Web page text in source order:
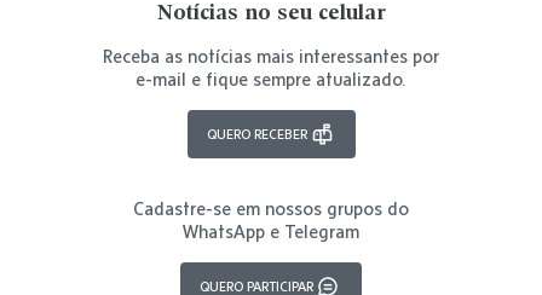
Notícias no seu celular
Receba as notícias mais interessantes por
e-mail e fique sempre atualizado.
QUERO RECEBER
Cadastre-se em nossos grupos do
WhatsApp e Telegram
QUERO PARTICIPAR